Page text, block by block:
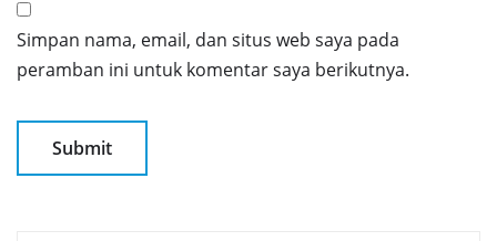
Simpan nama, email, dan situs web saya pada
peramban ini untuk komentar saya berikutnya.